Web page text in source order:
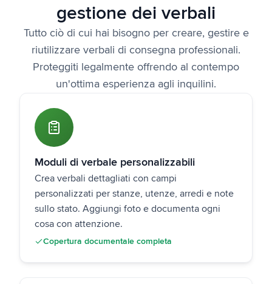
gestione dei verbali
Tutto ciò di cui hai bisogno per creare, gestire e
riutilizzare verbali di consegna professionali.
Proteggiti legalmente offrendo al contempo
un'ottima esperienza agli inquilini.
Moduli di verbale personalizzabili
Crea verbali dettagliati con campi
personalizzati per stanze, utenze, arredi e note
sullo stato. Aggiungi foto e documenta ogni
cosa con attenzione.
Copertura documentale completa